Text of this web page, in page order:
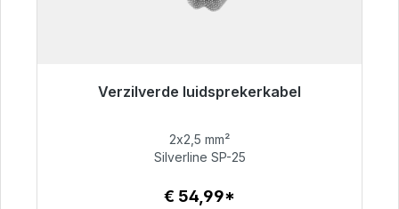
Verzilverde luidsprekerkabel
Klaar voor onmiddellijke verzending, levertijd
€ 54,99
2x2,5 mm²
Silverline SP-25
€ 54,99*